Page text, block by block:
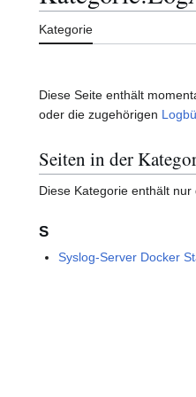
Kategorie
Diese Seite enthält
oder die zugehörigen
Seiten in der
Diese Kategorie enthält nur
S
Syslog-Server Docker